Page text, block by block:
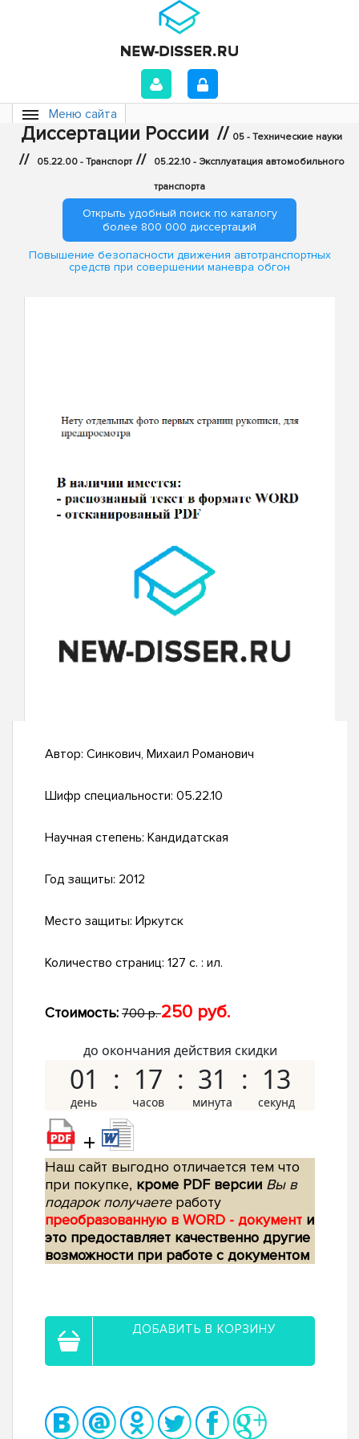
Меню сайта
Диссертации России // 05 - Технические науки
// 05.22.00 - Транспорт // 05.22.10 - Эксплуатация автомобильного
транспорта
Открыть удобный поиск по каталогу
более 800 000 диссертаций
Повышение безопасности движения автотранспортных
средств при совершении маневра обгон
Автор: Синкович, Михаил Романович
Шифр специальности: 05.22.10
Научная степень: Кандидатская
Год защиты: 2012
Место защиты: Иркутск
Количество страниц: 127 с. : ил.
Стоимость: 700 р.250 руб.
до окончания действия скидки
01 17 31 12
+
Наш сайт выгодно отличается тем что
при покупке, кроме PDF версии Вы в
подарок получаетеработу
преобразованную в WORD - документ и
это предоставляет качественно другие
возможности при работе с документом
ДОБАВИТЬ В КОРЗИНУ